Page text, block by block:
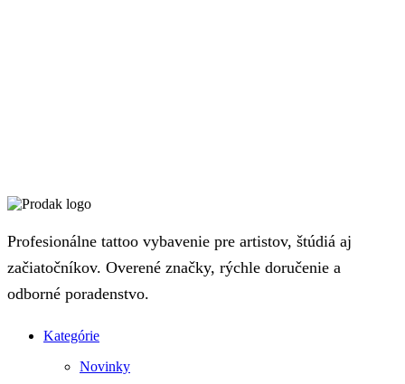
Profesionálne tattoo vybavenie pre artistov, štúdiá aj
začiatočníkov. Overené značky, rýchle doručenie a
odborné poradenstvo.
Kategórie
Novinky